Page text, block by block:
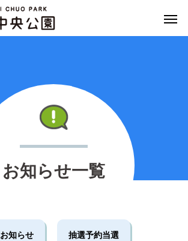
お知らせ一覧
お知らせ 抽選予約当選